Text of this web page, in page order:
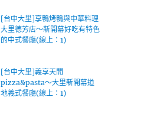
[台中大里]享鴨烤鴨與中華料理
大里德芳店～新開幕好吃有特色
的中式餐廳(線上：1)
[台中大里]義享天開
pizza&pasta～大里新開幕道
地義式餐廳(線上：1)